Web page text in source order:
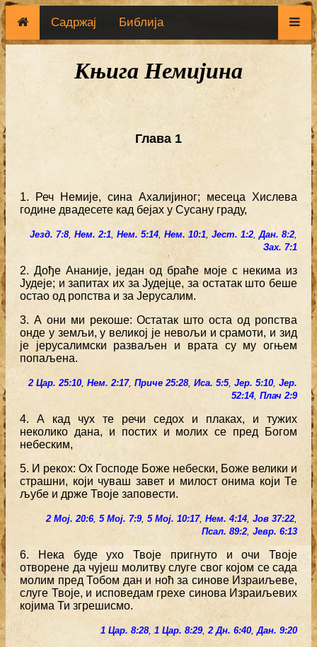
Садржај Библија
Књига Немијина
Глава 1
1. Реч Немије, сина Ахалијиног; месеца Хислева
године двадесете кад бејах у Сусану граду,
Језд. 7:8, Нем. 2:1, Нем. 5:14, Нем. 10:1, Јест. 1:2,Дан. 8:2,
Зах. 7:1
2. Дође Ананије, један од браће моје с некима из
Јудеје; и запитах их за Јудејце, за остатак што беше
остао од ропства и за Јерусалим.
3. А они ми рекоше: Остатак што оста од ропства
онде у земљи, у великој је невољи и срамоти, и зид
је јерусалимски разваљен и врата су му огњем
попаљена.
2 Цар. 25:10, Нем. 2:17, Приче 25:28, Иса. 5:5, Јер. 5:10, Јер.
52:14, Плач 2:9
4. А кад чух те речи седох и плаках, и тужих
неколико дана, и постих и молих се пред Богом
небеским,
5. И рекох: Ох Господе Боже небески, Боже велики и
страшни, који чуваш завет и милост онима који Те
љубе и држе Твоје заповести.
2 Мој. 20:6, 5 Мој. 7:9, 5 Мој. 10:17, Нем. 4:14, Јов 37:22,
Псал. 89:2, Јевр. 6:13
6. Нека буде ухо Твоје пригнуто и очи Твоје
отворене да чујеш молитву слуге свог којом се сада
молим пред Тобом дан и ноћ за синове Израиљеве,
слуге Твоје, и исповедам грехе синова Израиљевих
којима Ти згрешисмо.
1 Цар. 8:28, 1 Цар. 8:29,2 Дн. 6:40,Дан. 9:20